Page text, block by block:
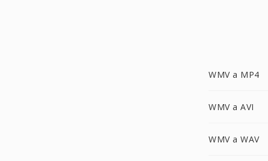
WMV a MP4
WMV a AVI
WMV a WAV